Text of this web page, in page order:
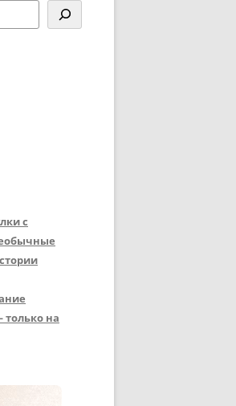
с
только на